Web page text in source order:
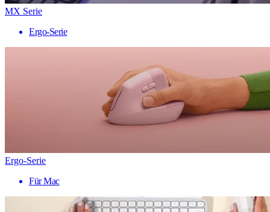
MX Serie
Ergo-Serie
Ergo-Serie
Für Mac